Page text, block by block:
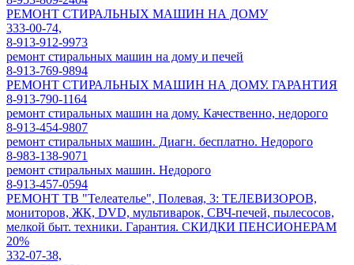
РЕМОНТ СТИРАЛЬНЫХ МАШИН НА ДОМУ
333-00-74,
8-913-912-9973
ремонт стиральных машин на дому и печей
8-913-769-9894
РЕМОНТ СТИРАЛЬНЫХ МАШИН НА ДОМУ. ГАРАНТИЯ
8-913-790-1164
ремонт стиральных машин на дому. Качественно, недорого
8-913-454-9807
ремонт стиральных машин. Диагн. бесплатно. Недорого
8-983-138-9071
ремонт стиральных машин. Недорого
8-913-457-0594
РЕМОНТ ТВ "Телеателье", Полевая, 3: ТЕЛЕВИЗОРОВ,
мониторов, ЖК, DVD, мультиварок, СВЧ-печей, пылесосов,
мелкой быт. техники. Гарантия. СКИДКИ ПЕНСИОНЕРАМ
20%
332-07-38,